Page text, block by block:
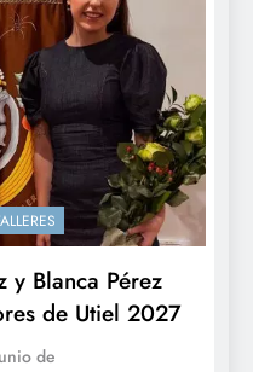
y Blanca Pérez
de Utiel 2027
de